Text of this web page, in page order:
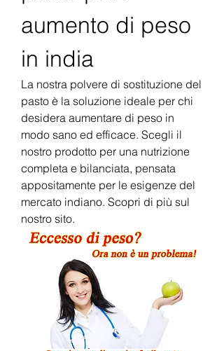
aumento di peso
in india
La nostra polvere di sostituzione del
pasto è la soluzione ideale per chi
desidera aumentare di peso in
modo sano ed efficace. Scegli il
nostro prodotto per una nutrizione
completa e bilanciata, pensata
appositamente per le esigenze del
mercato indiano. Scopri di più sul
nostro sito.